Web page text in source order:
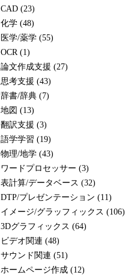
CAD (23)
化学 (48)
医学/薬学 (55)
OCR (1)
論文作成支援 (27)
思考支援 (43)
辞書/辞典 (7)
地図 (13)
翻訳支援 (3)
語学学習 (19)
物理/地学 (43)
ワードプロセッサー (3)
表計算/データベース (32)
DTP/プレゼンテーション (11)
イメージ/グラッフィックス (106)
3Dグラフィックス (64)
ビデオ関連 (48)
サウンド関連 (51)
ホームページ作成 (12)